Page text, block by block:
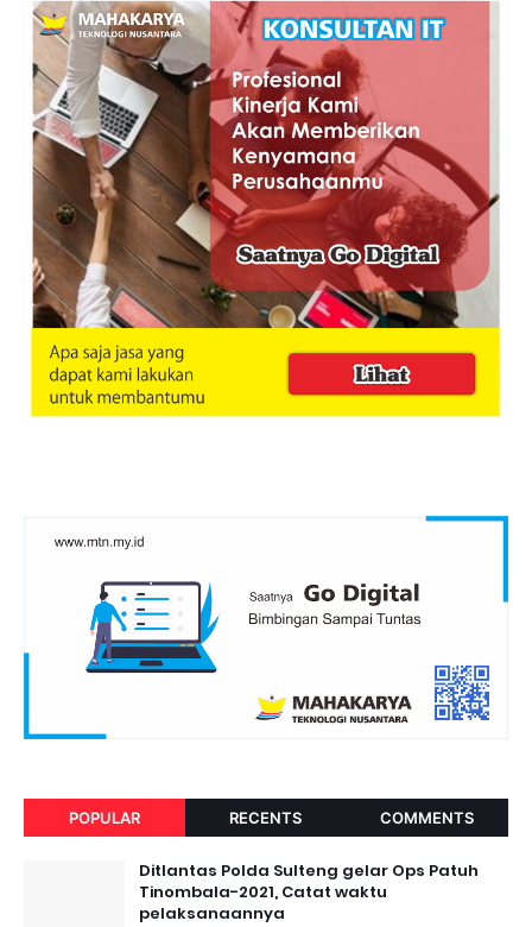
POPULAR RECENTS COMMENTS
Ditlantas Polda Sulteng gelar Ops Patuh
Tinombala-2021, Catat waktu
pelaksanaannya